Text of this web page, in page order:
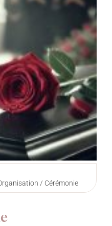
/ Cérémonie